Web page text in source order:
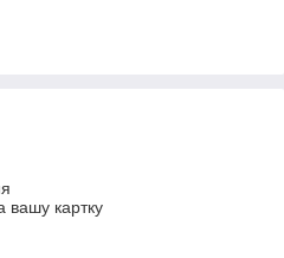
вашу картку